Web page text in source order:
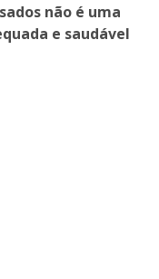
não é uma
e saudável